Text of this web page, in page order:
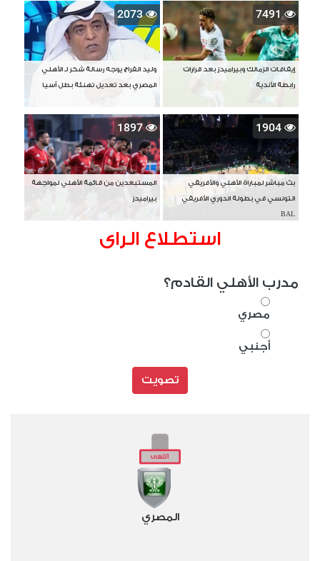
7491
إيقافات الزمالك وبيراميدز بعد قرارات
رابطة الأندية
2073
وليد الفراج يوجه رسالة شكر لـ الأهلي
المصري بعد تعديل تهنئة بطل آسيا
1904
بث مباشر لمباراة الأهلي والأفريقي
التونسي في بطولة الدوري الأفريقي
BAL
1897
المستبعدين من قائمة الأهلي لمواجهة
بيراميدز
استطلاع الراى
مدرب الأهلي القادم؟
مصري
أجنبي
تصويت
المصري